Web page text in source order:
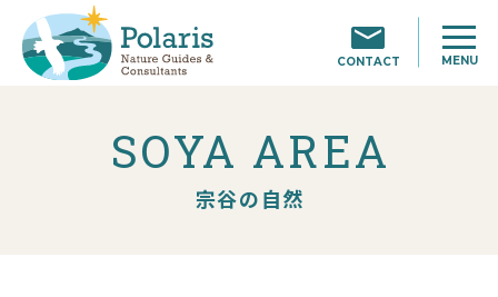
CONTACT MENU
SOYA AREA
宗谷の自然